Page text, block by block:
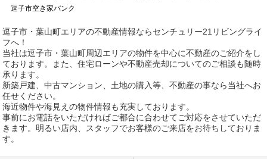
逗子市空き家バンク
逗子市・葉山町エリアの不動産情報ならセンチュリー21リビングライ
フへ！
当社は逗子市・葉山町周辺エリアの物件を中心に不動産のご紹介をし
ております。また、住宅ローンや不動産売却についてのご相談も随時
承ります。
新築戸建、中古マンション、土地の購入等、不動産の事なら当社へお
任せください。
海近物件や海見えの物件情報も充実しております。
事前にお電話をいただければご都合に合わせてご対応をさせていただ
きます。明るい店内、スタッフでお客様のご来店をお待ちしておりま
す。